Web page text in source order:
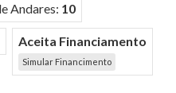
Andares: 10
Aceita Financiamento
Simular Financimento